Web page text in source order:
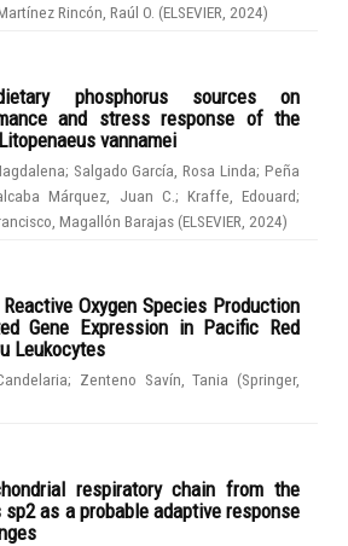
Rincón, Raúl O. (ELSEVIER 2024)
phosphorus sources on
and stress response of the
vannamei
; Salgado García, Rosa Linda; Peña
Márquez, Juan C. ; Kraffe, Edouard;
Magallón Barajas (ELSEVIER 2024)
Oxygen Species Production
Gene Expression in Pacific Red
Leukocytes
; Zenteno Savín, Tania (Springer,
respiratory chain from the
as a probable adaptive response